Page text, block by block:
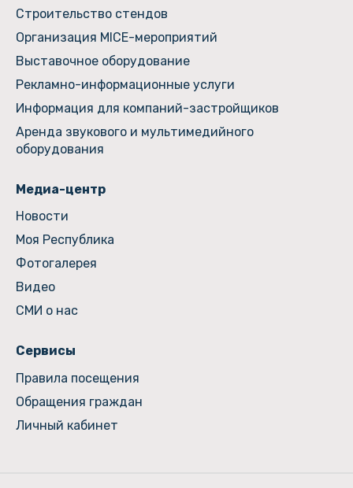
Строительство стендов
Организация MICE-мероприятий
Выставочное оборудование
Рекламно-информационные услуги
Информация для компаний-застройщиков
Аренда звукового и мультимедийного
оборудования
Медиа-центр
Новости
Моя Республика
Фотогалерея
Видео
СМИ о нас
Сервисы
Правила посещения
Обращения граждан
Личный кабинет